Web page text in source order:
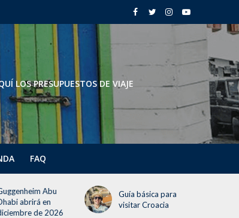
LOS PRESUPUESTOS DE VIAJE
FAQ
Abu
abrirá en
de 2026
Guía básica para
visitar Croacia